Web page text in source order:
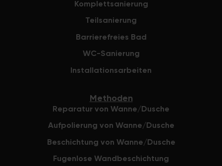
Komplettsanierung
Teilsanierung
Barrierefreies Bad
WC-Sanierung
Installationsarbeiten
Methoden
Reparatur von Wanne/Dusche
Aufpolierung von Wanne/Dusche
Beschichtung von Wanne/Dusche
Fugenlose Wandbeschichtung